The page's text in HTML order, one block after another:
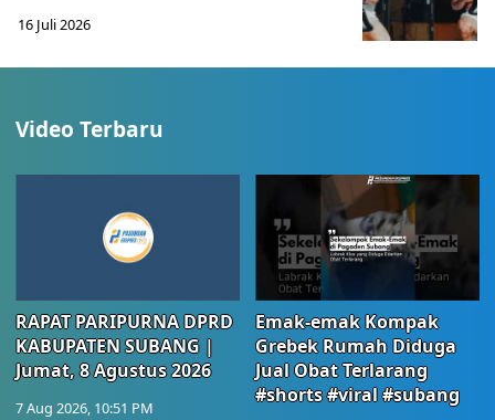
16 Juli 2026
Video Terbaru
RAPAT PARIPURNA DPRD
KABUPATEN SUBANG |
Jumat, 8 Agustus 2026
7 Aug 2026, 10:51 PM
Emak-emak Kompak
Grebek Rumah Diduga
Jual Obat Terlarang
#shorts #viral #subang